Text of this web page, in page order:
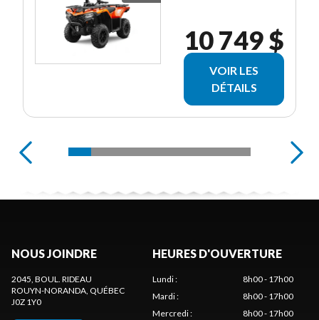
10 749 $
VOIR LES
DÉTAILS
NOUS JOINDRE
2045, BOUL. RIDEAU
ROUYN-NORANDA, QUÉBEC
J0Z 1Y0
HEURES D'OUVERTURE
Lundi:
8h00 - 17h00
Mardi:
8h00 - 17h00
Mercredi:
8h00 - 17h00